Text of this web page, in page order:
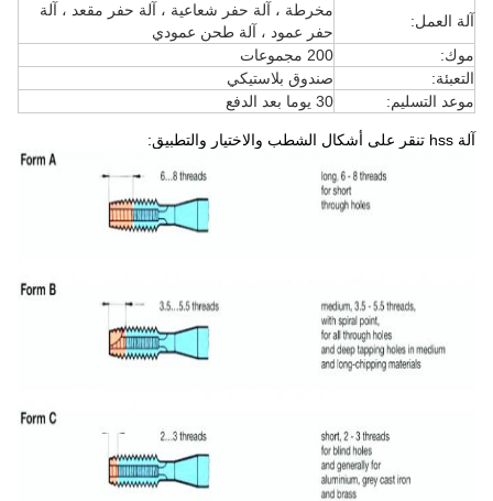
آلة العمل:
مخرطة ، آلة حفر شعاعية ، آلة حفر مقعد ، آلة
حفر عمود ، آلة طحن عمودي
موك:
200 مجموعات
التعبئة:
صندوق بلاستيكي
موعد التسليم:
30 يوما بعد الدفع
آلة hss تنقر على أشكال الشطب والاختيار والتطبيق: